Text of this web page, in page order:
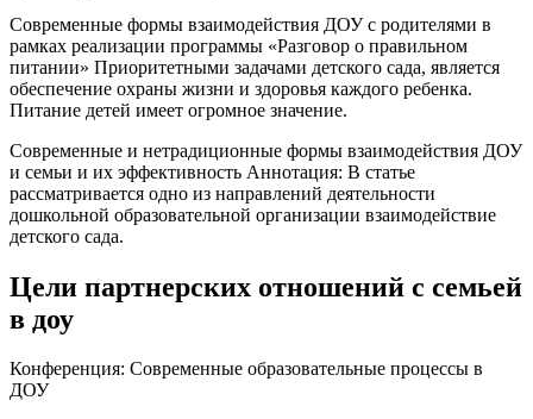
Современные формы взаимодействия ДОУ с родителями в
рамках реализации программы «Разговор о правильном
питании» Приоритетными задачами детского сада, является
обеспечение охраны жизни и здоровья каждого ребенка.
Питание детей имеет огромное значение.
Современные и нетрадиционные формы взаимодействия ДОУ
и семьи и их эффективность Аннотация: В статье
рассматривается одно из направлений деятельности
дошкольной образовательной организации взаимодействие
детского сада.
Цели партнерских отношений с семьей
в доу
Конференция: Современные образовательные процессы в
ДОУ